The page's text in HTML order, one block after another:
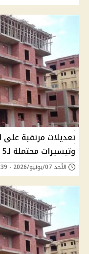
تعديلات مرتقبة على
وتيسيرات محتملة لـ5 ملايين مواطن
الأحد 07/يونيو/2026 - 06:39 م